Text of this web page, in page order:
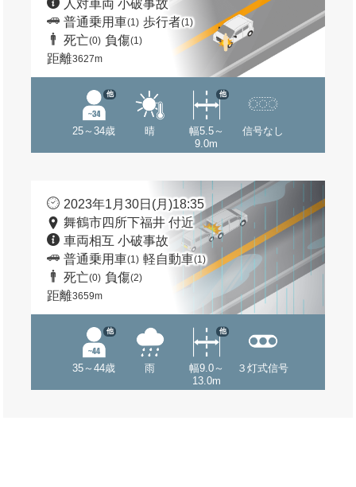
人対車両 小破事故
普通乗用車(1) 歩行者(1)
死亡(0) 負傷(1)
距離3627m
25～34歳
他
晴
幅5.5～
9.0m
他
信号なし
2023年1月30日(月)18:35
舞鶴市四所下福井 付近
車両相互 小破事故
普通乗用車(1) 軽自動車(1)
死亡(0) 負傷(2)
距離3659m
35～44歳
他
雨
幅9.0～
13.0m
他
３灯式信号